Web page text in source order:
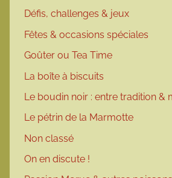
Défis, challenges & jeux
Fêtes & occasions spéciales
Goûter ou Tea Time
La boîte à biscuits
Le boudin noir : entre tradition &
Le pétrin de la Marmotte
Non classé
On en discute !